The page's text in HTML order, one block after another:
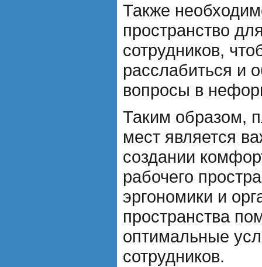
Также
пространство
сотрудников,
расслабиться и
вопросы в
Таким образом,
мест является
создании
рабочего
эргономики и
пространства
оптимальные
сотрудников.